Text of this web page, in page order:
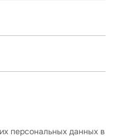
персональных данных в